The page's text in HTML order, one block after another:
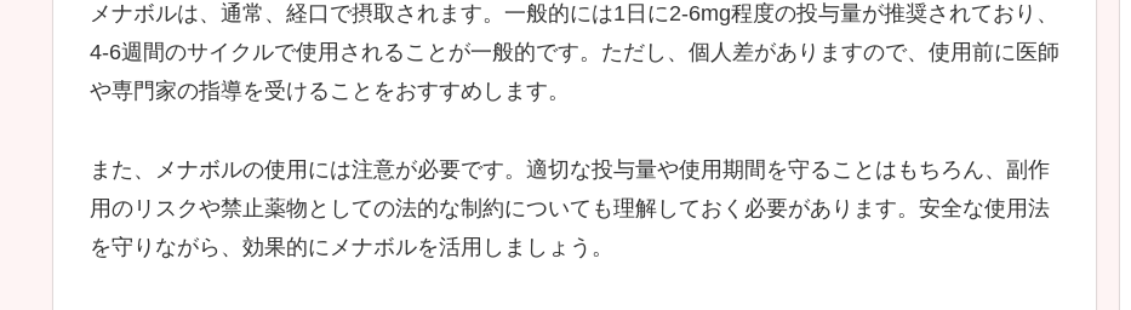
メナボルは、通常、経口で摂取されます。一般的には1日に2-6mg程度の投与量が推奨されており、
4-6週間のサイクルで使用されることが一般的です。ただし、個人差がありますので、使用前に医師
や専門家の指導を受けることをおすすめします。
また、メナボルの使用には注意が必要です。適切な投与量や使用期間を守ることはもちろん、副作
用のリスクや禁止薬物としての法的な制約についても理解しておく必要があります。安全な使用法
を守りながら、効果的にメナボルを活用しましょう。